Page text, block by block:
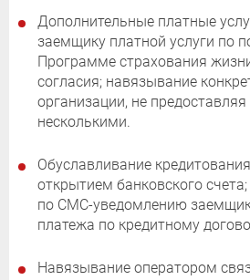
Дополнительные платные
заемщику платной услуги по
Программе страхования
согласия; навязывание
организации, не
несколькими.
Обуславливание
открытием банковского
по СМС-уведомлению
платежа по кредитному
Навязывание оператором